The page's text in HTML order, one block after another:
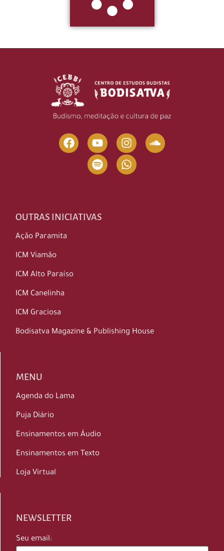
OUTRAS INICIATIVAS
Ação Paramita
ICM Viamão
ICM Alto Paraíso
ICM Canelinha
ICM Graciosa
Bodisatva Magazine & Publishing House
MENU
Agenda do Lama
Puja Diário
Ensinamentos em Áudio
Ensinamentos em Texto
Loja Virtual
NEWSLETTER
Seu email: